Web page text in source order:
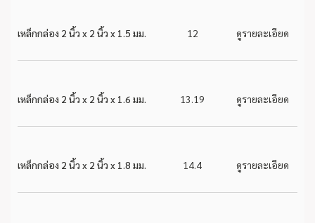
เหล็กกล่อง 2 นิ้ว x 2 นิ้ว x 1.5 มม. 12 ดูรายละเอียด
เหล็กกล่อง 2 นิ้ว x 2 นิ้ว x 1.6 มม. 13.19 ดูรายละเอียด
เหล็กกล่อง 2 นิ้ว x 2 นิ้ว x 1.8 มม. 14.4 ดูรายละเอียด